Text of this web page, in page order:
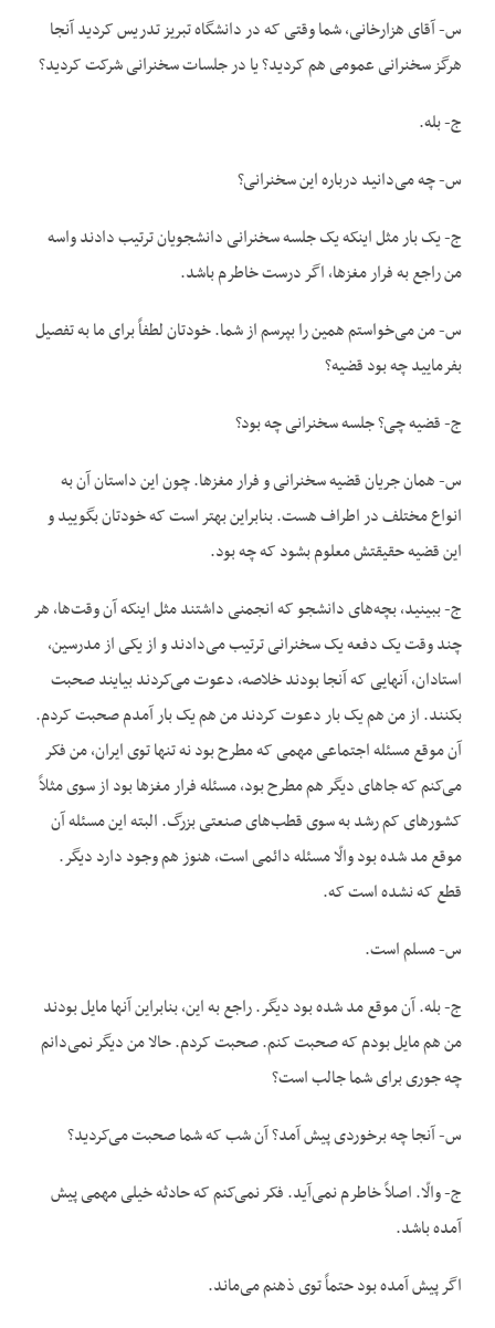
س- آقای هزارخانی، شما وقتی که در دانشگاه تبریز تدریس کردید آنجا
هرگز سخنرانی عمومی هم کردید؟ یا در جلسات سخنرانی شرکت کردید؟
ج- بله.
س- چه می‌دانید درباره این سخنرانی؟
ج- یک بار مثل اینکه یک جلسه سخنرانی دانشجویان ترتیب دادند واسه
من راجع به فرار مغزها، اگر درست خاطرم باشد.
س- من می‌خواستم همین را بپرسم از شما. خودتان لطفاً برای ما به تفصیل
بفرمایید چه بود قضیه؟
ج- قضیه چی؟ جلسه سخنرانی چه بود؟
س- همان جریان قضیه سخنرانی و فرار مغزها. چون این داستان آن به
انواع مختلف در اطراف هست. بنابراین بهتر است که خودتان بگویید و
این قضیه حقیقتش معلوم بشود که چه بود.
ج- ببینید، بچه‌های دانشجو که انجمنی داشتند مثل اینکه آن وقت‌ها، هر
چند وقت یک دفعه یک سخنرانی ترتیب می‌دادند و از یکی از مدرسین،
استادان، آنهایی که آنجا بودند خلاصه، دعوت می‌کردند بیایند صحبت
بکنند. از من هم یک بار دعوت کردند من هم یک بار آمدم صحبت کردم.
آن موقع مسئله اجتماعی مهمی که مطرح بود نه تنها توی ایران، من فکر
می‌کنم که جاهای دیگر هم مطرح بود، مسئله فرار مغزها بود از سوی مثلاً
کشورهای کم رشد به سوی قطب‌های صنعتی بزرگ. البته این مسئله آن
موقع مد شده بود والّا مسئله دائمی است، هنوز هم وجود دارد دیگر.
قطع که نشده است که.
س- مسلم است.
ج- بله. آن موقع مد شده بود دیگر. راجع به این، بنابراین آنها مایل بودند
من هم مایل بودم که صحبت کنم. صحبت کردم. حالا من دیگر نمی‌دانم
چه جوری برای شما جالب است؟
س- آنجا چه برخوردی پیش آمد؟ آن شب که شما صحبت می‌کردید؟
ج- والّا. اصلاً خاطرم نمی‌آید. فکر نمی‌کنم که حادثه خیلی مهمی پیش
آمده باشد.
اگر پیش آمده بود حتماً توی ذهنم می‌ماند.